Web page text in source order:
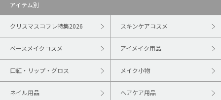
アイテム別
クリスマスコフレ特集2026 スキンケアコスメ
ベースメイクコスメ アイメイク用品
口紅・リップ・グロス メイク小物
ネイル用品 ヘアケア用品